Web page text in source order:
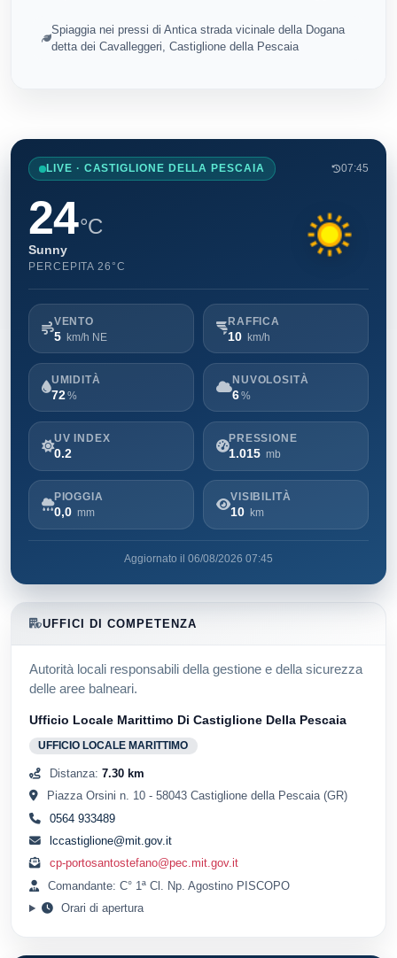
Spiaggia nei pressi di Antica strada vicinale della Dogana
detta dei Cavalleggeri, Castiglione della Pescaia
LIVE · CASTIGLIONE DELLA PESCAIA 07:45
24°C
Sunny
PERCEPITA 26°C
VENTO
5 km/h NE
RAFFICA
10 km/h
UMIDITÀ
72 %
NUVOLOSITÀ
6%
UV INDEX
0.2
PRESSIONE
1.015 mb
PIOGGIA
0,0 mm
VISIBILITÀ
10 km
Aggiornato il 06/08/2026 07:45
UFFICI DI COMPETENZA
Autorità locali responsabili della gestione e della sicurezza
delle aree balneari.
Ufficio Locale Marittimo Di Castiglione Della Pescaia
UFFICIO LOCALE MARITTIMO
Distanza: 7.30 km
Piazza Orsini n. 10 - 58043 Castiglione della Pescaia (GR)
0564 933489
lccastiglione@mit.gov.it
cp-portosantostefano@pec.mit.gov.it
Comandante: C° 1ª Cl. Np. Agostino PISCOPO
Orari di apertura